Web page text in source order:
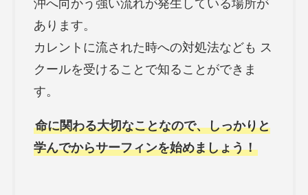
沖へ向かう強い流れが発生している場所が
あります。
カレントに流された時への対処法なども ス
クールを受けることで知ることができま
す。
命に関わる大切なことなので、しっかりと
学んでからサーフィンを始めましょう！